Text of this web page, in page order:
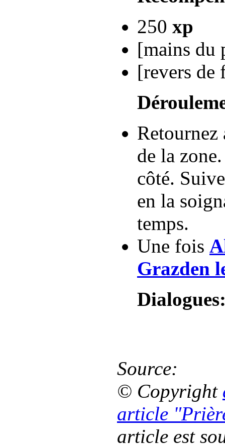
250 xp
[mains du
[revers de
Retournez
de la
côté.
en la
temps.
Une fois
Grazden
Source:
© Copyright
article
article est